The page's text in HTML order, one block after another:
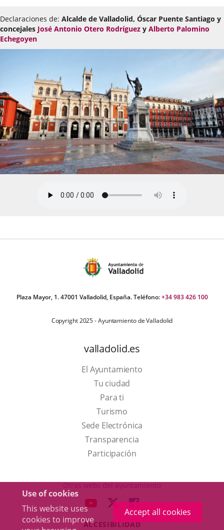
Use of cookies
This website uses
cookies to improve
Accept all cookies
Declaraciones de: Alcalde de Valladolid, Óscar Puente Santiago y
concejales José Antonio Otero Rodríguez y Alberto Palomino
Echegoyen
Plaza Mayor, 1. 47001 Valladolid, España. Teléfono:+34 983 426 100
Copyright 2025 - Ayuntamiento de Valladolid
valladolid.es
El Ayuntamiento
Tu ciudad
Para ti
TurismoThis
link
will
open
a
pop-
up
window.
Sede Electrónica
Transparencia
Participación
Otras webs del ayuntamiento
LINK LINK
TO
LINK
TO
ACCESIBILIDAD